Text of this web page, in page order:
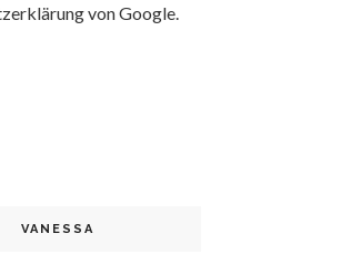
von Google.
VANESSA